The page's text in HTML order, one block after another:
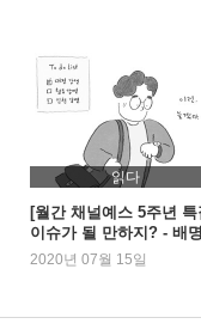
사람은 빛을 이해할 수
이 불완전함에게
읽다
[월간 채널예스 5주년 특
이슈가 될 만하지? - 배
훈, 장강명 작가 외
2020년 07월 15일